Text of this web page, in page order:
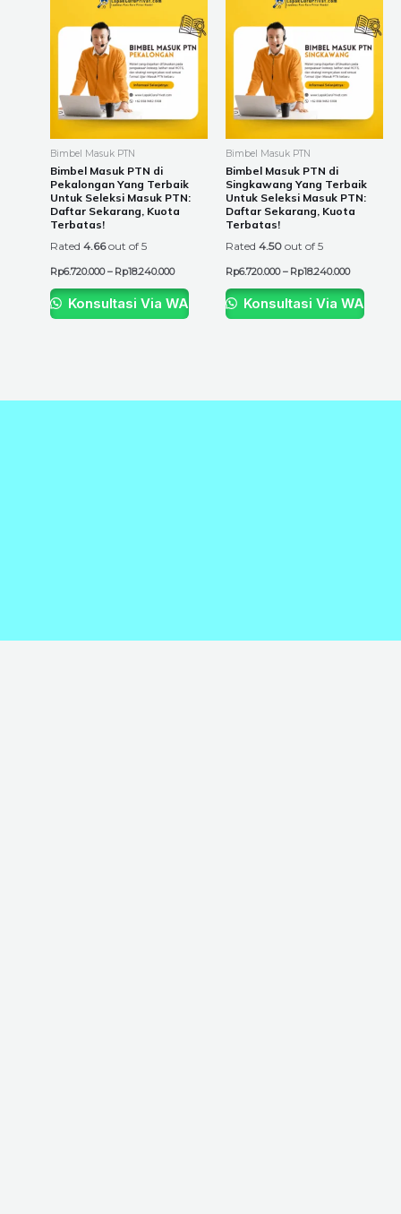
Bimbel Masuk PTN
Bimbel Masuk PTN di
Pekalongan Yang Terbaik
Untuk Seleksi Masuk PTN:
Daftar Sekarang, Kuota
Terbatas!
Rated 4.66out of 5
Rp6.720.000 – Rp18.240.000
through
Rp18.240.000
has
multiple
variants.
The
on
the
Konsultasi Via WA
Bimbel Masuk PTN
Bimbel Masuk PTN di
Singkawang Yang Terbaik
Untuk Seleksi Masuk PTN:
Daftar Sekarang, Kuota
Terbatas!
Rated 4.50 out of 5
Rp6.720.000 – Rp18.240.000
through
has
multiple
variants.
The
options
on
the
Konsultasi Via WA